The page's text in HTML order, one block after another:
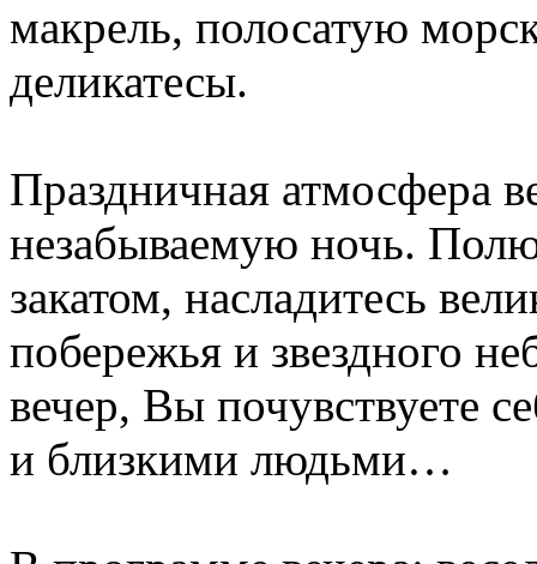
макрель, полосатую
деликатесы.
Праздничная атмосфера
незабываемую ночь.
закатом, насладитесь
побережья и звездного
вечер, Вы почувствуете
и близкими людьми…